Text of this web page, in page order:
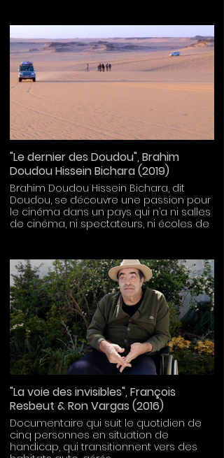
"Le dernier des Doudou", Brahim
Doudou Hissein Bichara (2019)
Brahim Doudou Hissein Bichara, dit
Doudou, se découvre une passion pour
le cinéma dans un pays qui n’a ni salles
de cinéma, ni spectateurs, ni écoles de
venir étudier le cinéma documentaire à
Bordeaux. Mais au pays de Godard, rien
n’est simple…
"La voie des invisibles", François
Resbeut & Ron Vargas (2016)
Documentaire qui suit le quotidien de
cinq personnes en situation de
handicap, qui transitionnent vers des